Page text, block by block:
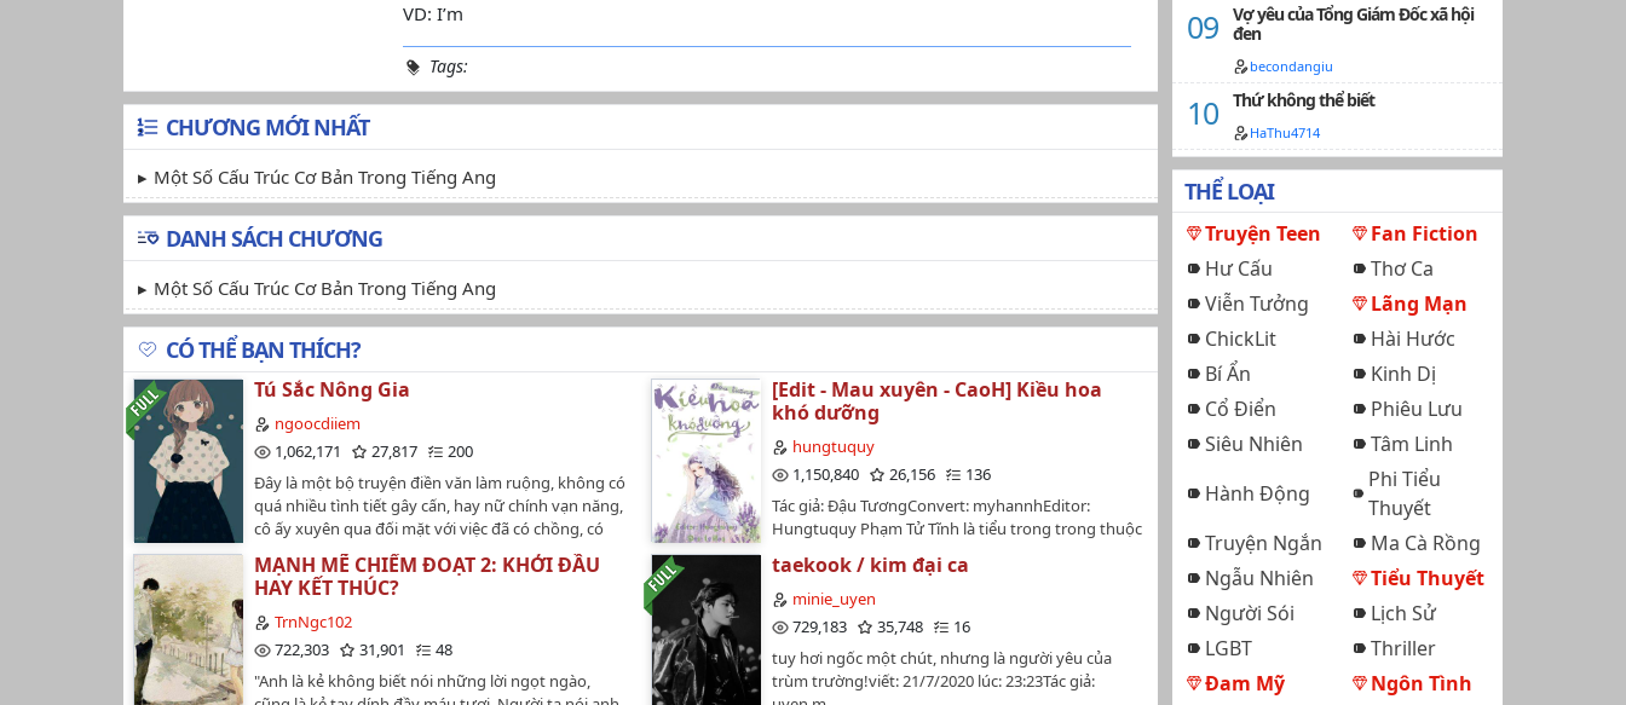
VD: I’m
Tags:
CHƯƠNG MỚI NHẤT
Một Số Cấu Trúc Cơ Bản Trong Tiếng Ang
DANH SÁCH CHƯƠNG
Một Số Cấu Trúc Cơ Bản Trong Tiếng Ang
CÓ THỂ BẠN THÍCH?
Tú Sắc Nông Gia
ngoocdiiem
1,062,171
27,817
200
Đây là một bộ truyện điền văn làm ruộng, không có
quá nhiều tình tiết gây cấn, hay nữ chính vạn năng,
cô ấy xuyên qua đối mặt với việc đã có chồng, có
một gia đình nghèo khó, nam chính không tuấn
mỹ vô trù, cũng không bá đạo lãnh khốc, anh chỉ là
một anh nông dân bình thường, trung hậu, thật
thà, thương yêu bảo vệ vợ, có trách nhiệm với gia
đình. Nữ chính giúp anh vượt qua mặc cảm, hòa
sóc và giúp đỡ mọi người... đúng như lời tác giả nói,
[Edit - Mau xuyên - CaoH] Kiều hoa
khó dưỡng
hungtuquy
1,150,840
26,156
136
Tác giả: Đậu TươngConvert: myhannhEditor:
Hungtuquy Phạm Tử Tĩnh là tiểu trong trong thuộc
tới tổ công lược thịt văn. Từ đây tiết tháo là người
qua đường, mỗi ngày đều dựa vào tính phúc để
vượt qua.Toàn văn 1V1, có cốt truyện, sẽ không
MẠNH MẼ CHIẾM ĐOẠT 2: KHỞI ĐẦU
HAY KẾT THÚC?
TrnNgc102
722,303
31,901
48
"Anh là kẻ không biết nói những lời ngọt ngào,
taekook / kim đại ca
minie_uyen
729,183
35,748
16
tuy hơi ngốc một chút, nhưng là người yêu của
trùm trường!viết: 21/7/2020 lúc: 23:23Tác giả:
Vợ yêu của Tổng Giám Đốc xã hội
đen
becondangiu
Thứ không thể biết
HaThu4714
THỂ LOẠI
Truyện Teen
Fan Fiction
Hư Cấu
Thơ Ca
Viễn Tưởng
Lãng Mạn
ChickLit
Hài Hước
Bí Ẩn
Kinh Dị
Cổ Điển
Phiêu Lưu
Siêu Nhiên
Tâm Linh
Hành Động
Phi Tiểu
Thuyết
Truyện Ngắn
Ma Cà Rồng
Ngẫu Nhiên
Tiểu Thuyết
Người Sói
Lịch Sử
LGBT
Thriller
Đam Mỹ
Ngôn Tình